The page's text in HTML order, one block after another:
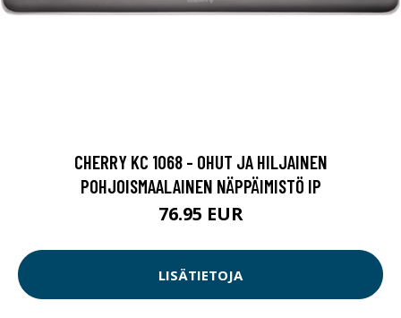
CHERRY KC 1068 - OHUT JA HILJAINEN
POHJOISMAALAINEN NÄPPÄIMISTÖ IP
76.95 EUR
LISÄTIETOJA